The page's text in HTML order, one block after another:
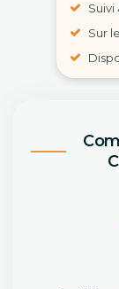
Suivi
Sur